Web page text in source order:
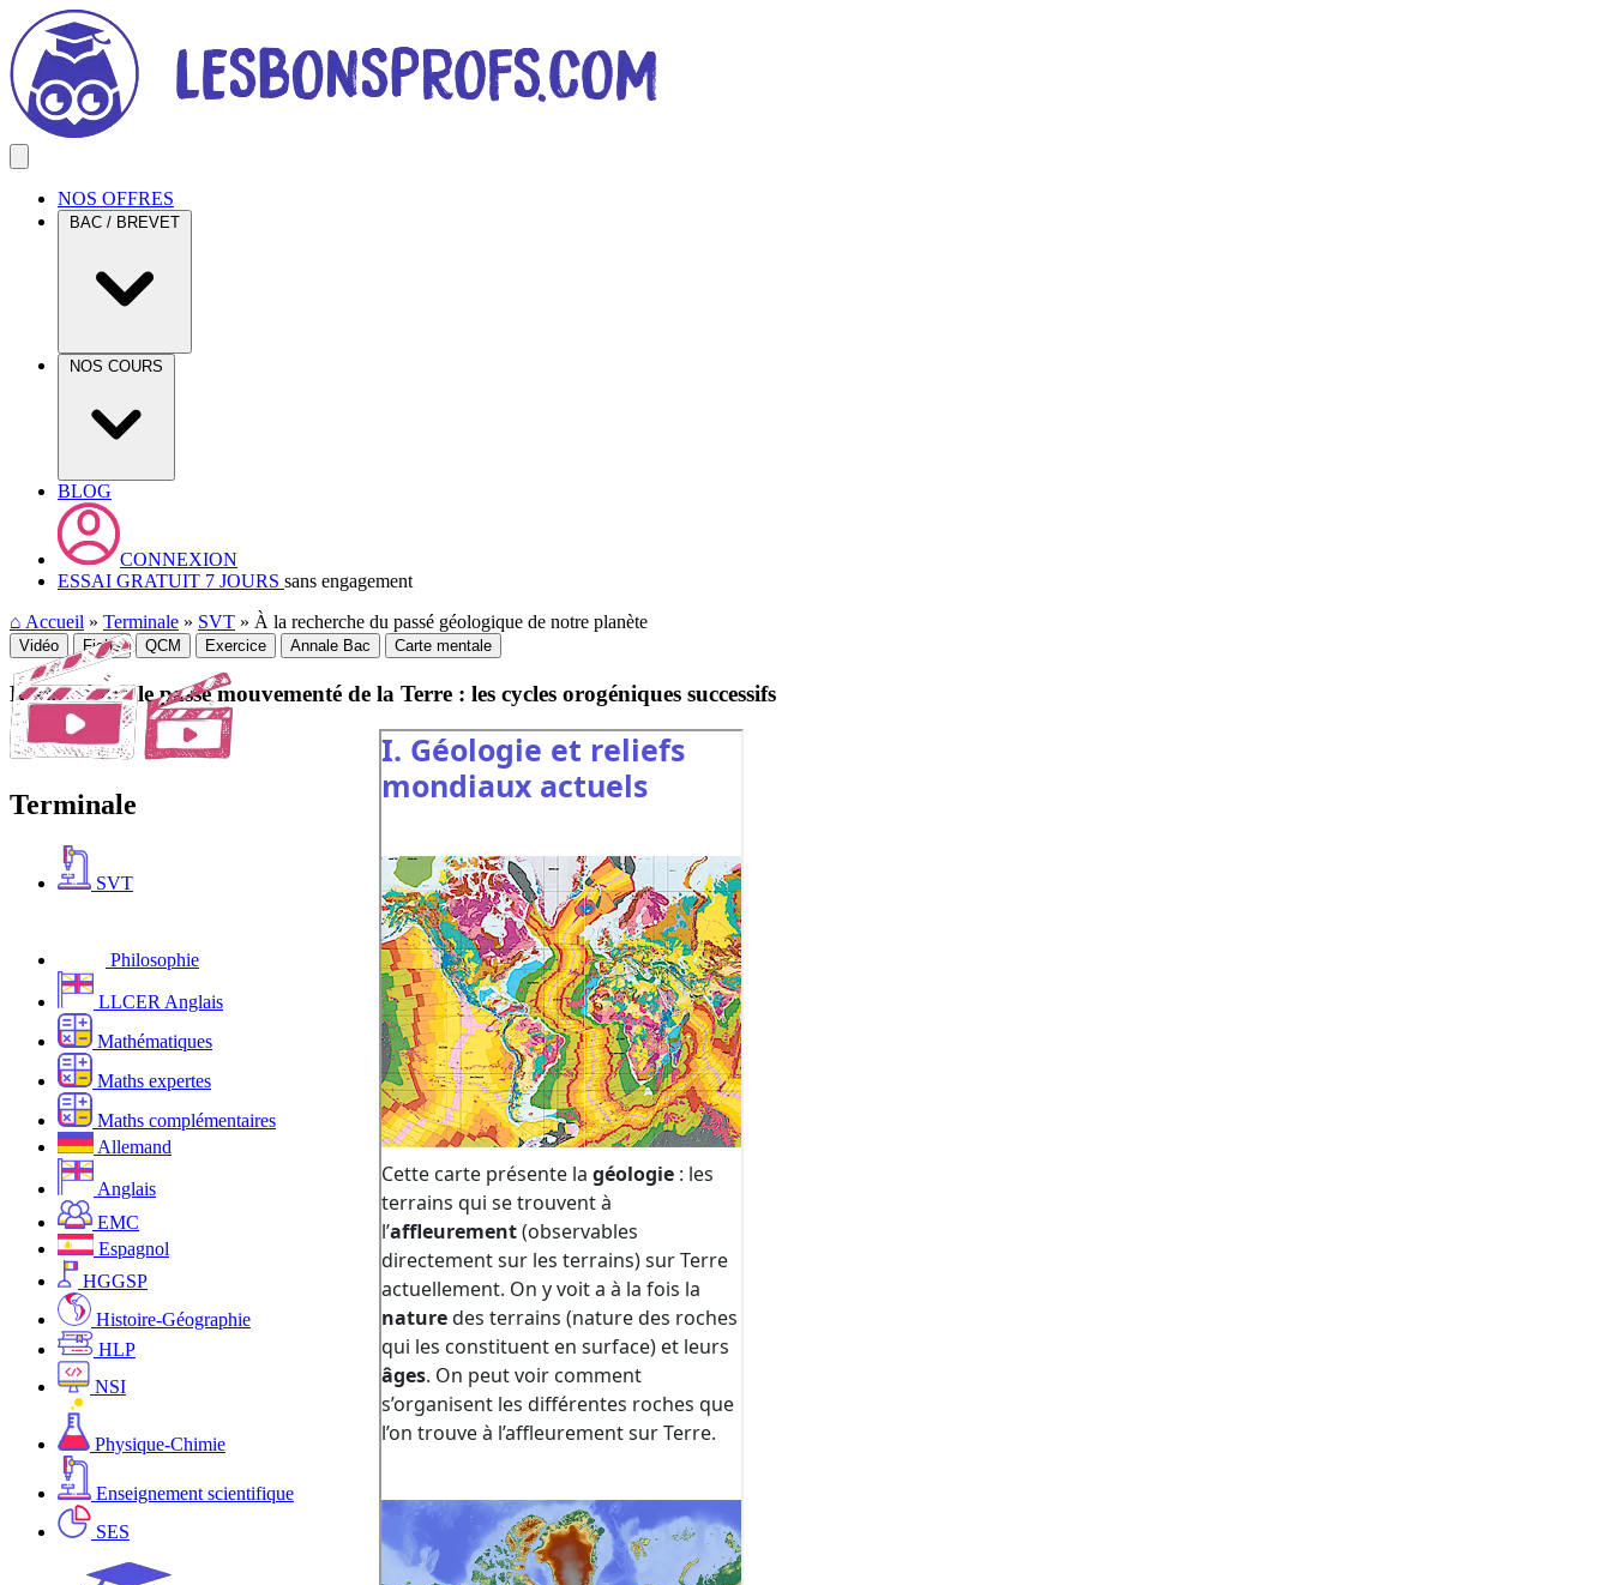
NOS OFFRES
BAC / BREVET
NOS COURS
BLOG
CONNEXION
ESSAI GRATUIT 7 JOURS sans engagement
⌂ Accueil » Terminale » SVT » À la recherche du passé géologique de notre planète
Terminale
SVT
Philosophie
LLCER Anglais
Mathématiques
Maths expertes
Maths complémentaires
Allemand
Anglais
EMC
Espagnol
HGGSP
Histoire-Géographie
HLP
NSI
Physique-Chimie
Enseignement scientifique
SES
Vidéo Fiche QCM Exercice Annale Bac Carte mentale
Reconstituer le passé mouvementé de la Terre : les cycles orogéniques successifs